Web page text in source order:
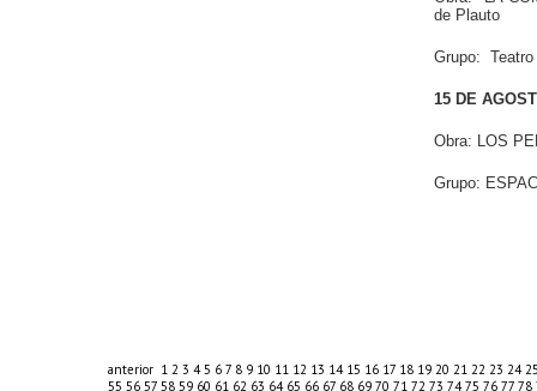
de Plauto
Grupo:
15 DE
Obra: LOS
Grupo:
anterior 1 2 3 45 6 7 8 9 10 11 12 13 14 15 16 17 18 19 20 21 22 23 24
55 56 57 58 59 60 61 62 63 64 65 66 67 68 69 70 71 72 73 7475 76 77 78